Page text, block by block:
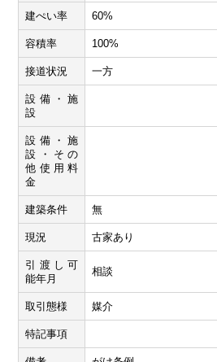
建ぺい率 60%
容積率 100%
接道状況 一方
設備・施
設
設備・施
設・その
他使用料
金
建築条件 無
現況 古家あり
引渡し可
能年月
相談
取引態様 媒介
特記事項